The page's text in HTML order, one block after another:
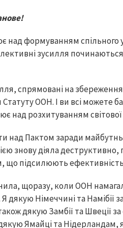
над формуванням
зусилля
спрямовані на
ООН. І ви всі можете
над розхитуванням світової
над Пактом заради
знову діяла
що підсилюють
щоразу, коли ООН
Я дякую Німеччині та
дякую Замбії та Швеції
Ямайці та Нідерландам,